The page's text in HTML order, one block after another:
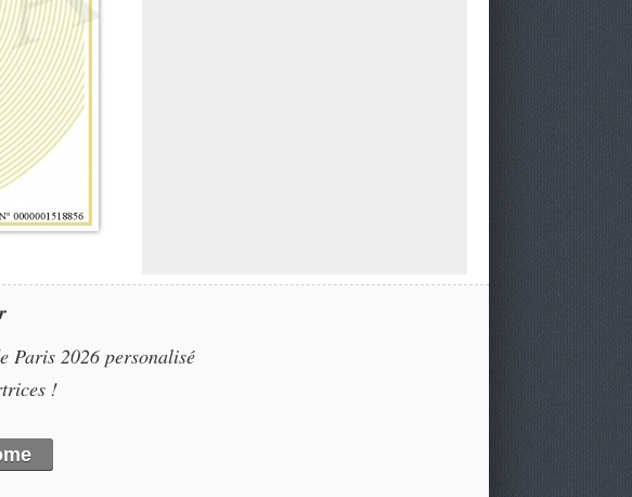
Paris 2026 personalisé
!